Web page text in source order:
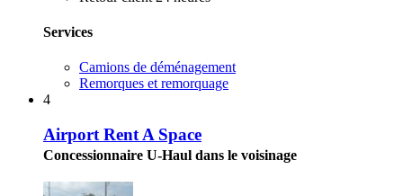
Services
Camions de déménagement
Remorques et remorquage
4
Airport Rent A Space
Concessionnaire U-Haul dans le voisinage